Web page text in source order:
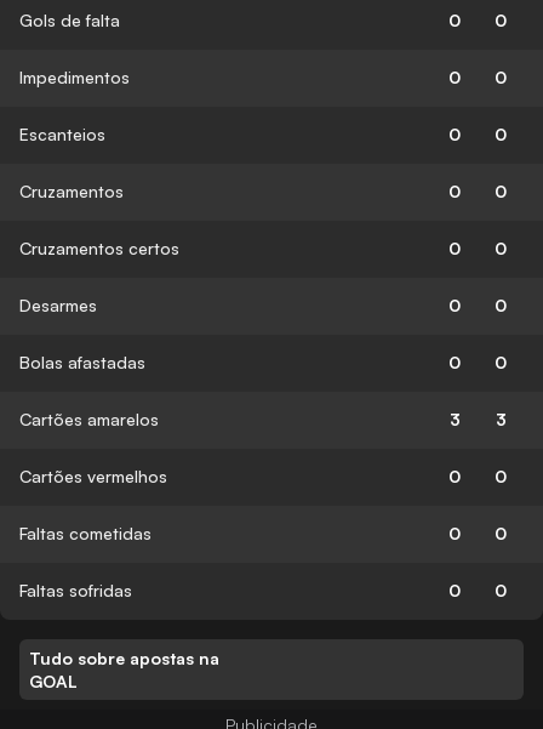
Gols de falta 0 0
Impedimentos 0 0
Escanteios 0 0
Cruzamentos 0 0
Cruzamentos certos 0 0
Desarmes 0 0
Bolas afastadas 0 0
Cartões amarelos 3 3
Cartões vermelhos 0 0
Faltas cometidas 0 0
Faltas sofridas 0 0
Tudo sobre apostas na
GOAL